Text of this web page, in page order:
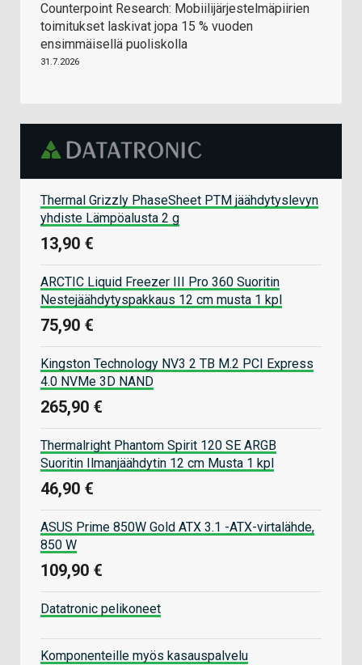
Counterpoint Research: Mobiilijärjestelmäpiirien
toimitukset laskivat jopa 15 % vuoden
ensimmäisellä puoliskolla
31.7.2026
Thermal Grizzly PhaseSheet PTM jäähdytyslevyn
yhdiste Lämpöalusta 2 g
13,90 €
ARCTIC Liquid Freezer III Pro 360 Suoritin
Nestejäähdytyspakkaus 12 cm musta 1 kpl
75,90 €
Kingston Technology NV3 2 TB M.2 PCI Express
4.0 NVMe 3D NAND
265,90 €
Thermalright Phantom Spirit 120 SE ARGB
Suoritin Ilmanjäähdytin 12 cm Musta 1 kpl
46,90 €
ASUS Prime 850W Gold ATX 3.1 -ATX-virtalähde,
850 W
109,90 €
Datatronic pelikoneet
Komponenteille myös kasauspalvelu